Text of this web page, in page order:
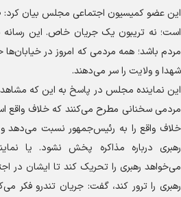
این عضو کمیسیون اجتماعی مجلس بیان
است؛ نه تریبون یک جریان خاص. این رسانه
مردم باشد؛ همه مردمی که امروز در خیابان‌ها
شهدا و ولایت را سر می‌دهند.
این نماینده مجلس در پاسخ به این که
مردمی سخنانی مطرح می‌کنند که خلاف واقع
خلاف واقع را به رئیس‌جمهور نسبت می‌دهد
رهبری درباره مذاکره پخش نشود. یا
می‌خواهد رهبری را تحریک کند تا ایشان در
رهبری را ترور کند، گفت: جریان تندرو فکر